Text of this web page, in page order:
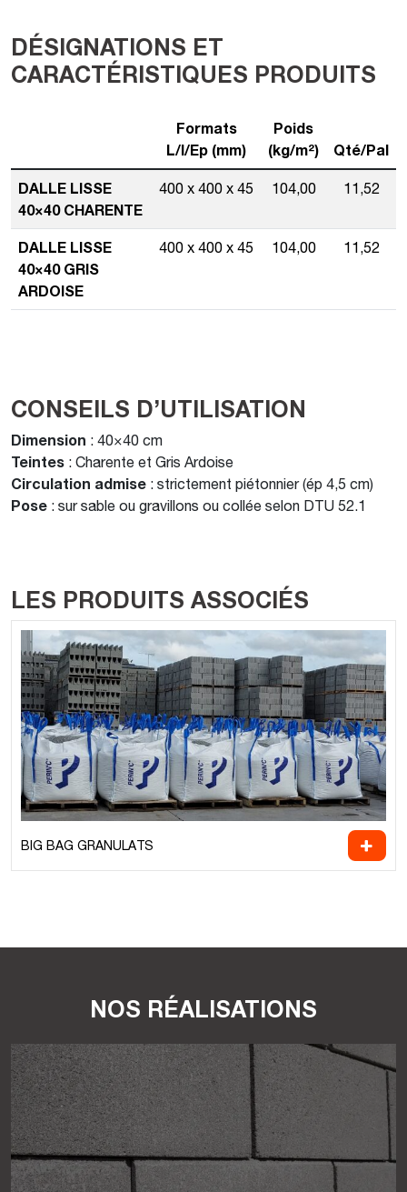
DÉSIGNATIONS ET
CARACTÉRISTIQUES PRODUITS
Formats
L/l/Ep (mm)
Poids
(kg/m²)
Qté/Pal
DALLE LISSE
40×40 CHARENTE
400 x 400 x 45 104,00 11,52
DALLE LISSE
40×40 GRIS
ARDOISE
400 x 400 x 45 104,00 11,52
CONSEILS D’UTILISATION
Dimension : 40×40 cm
Teintes : Charente et Gris Ardoise
Circulation admise : strictement piétonnier (ép 4,5 cm)
Pose : sur sable ou gravillons ou collée selon DTU 52.1
LES PRODUITS ASSOCIÉS
BIG BAG GRANULATS
NOS RÉALISATIONS